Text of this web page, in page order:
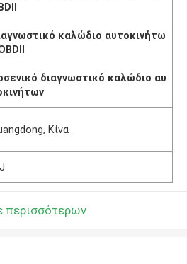
καλώδιο αυτοκινήτω
διαγνωστικό καλώδιο αυ
Κίνα
περισσότερων